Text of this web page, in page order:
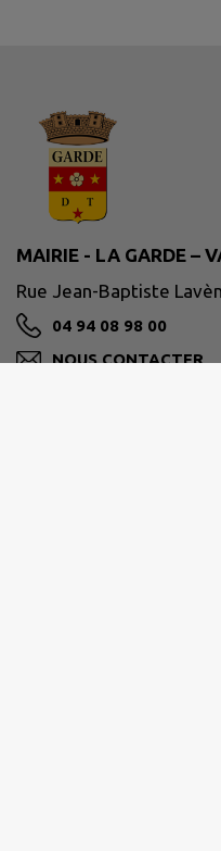
MAIRIE - LA GARDE –
Rue Jean-Baptiste
04 94 08 98 00
NOUS CONTACTER